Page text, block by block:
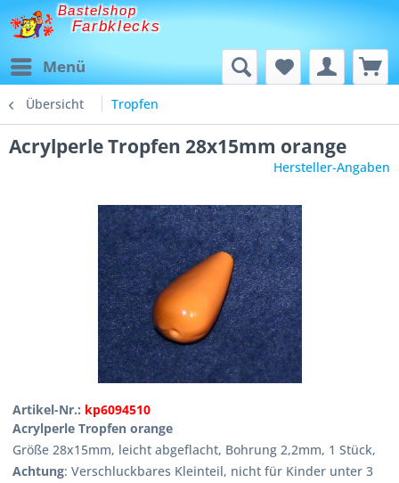
Bastelshop
Farbklecks
Menü
Übersicht Tropfen
Acrylperle Tropfen 28x15mm orange
Hersteller-Angaben
Artikel-Nr.: kp6094510
Acrylperle Tropfen orange
Größe 28x15mm, leicht abgeflacht, Bohrung 2,2mm, 1 Stück,
Achtung: Verschluckbares Kleinteil, nicht für Kinder unter 3